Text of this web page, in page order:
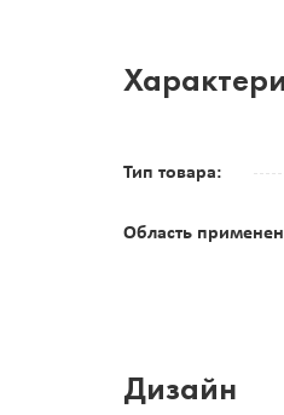
Тип товара:
Область
Дизайн